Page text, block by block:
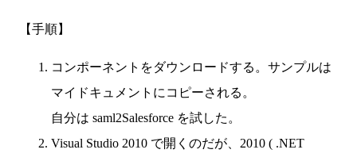
【手順】
コンポーネントをダウンロードする。サンプルは
マイドキュメントにコピーされる。
自分は saml2Salesforce を試した。
Visual Studio 2010 で開くのだが、2010 ( .NET